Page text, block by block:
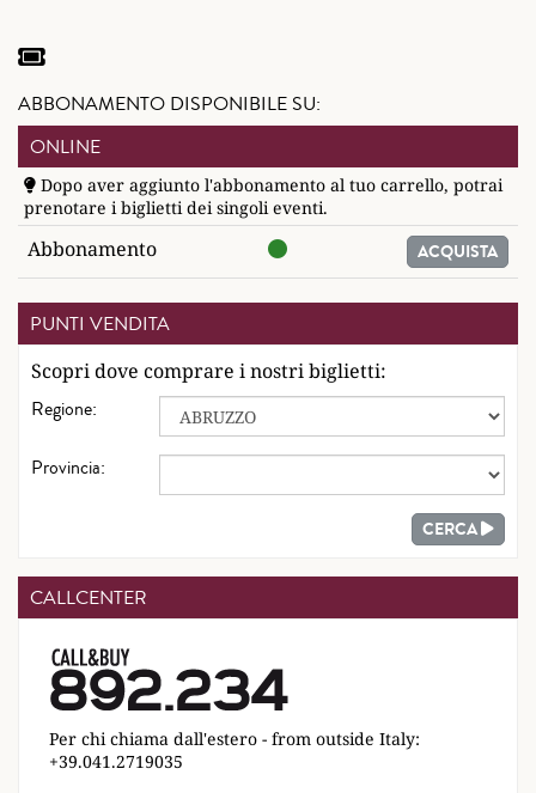
ABBONAMENTO DISPONIBILE SU:
ONLINE
Dopo aver aggiunto l'abbonamento al tuo carrello, potrai
prenotare i biglietti dei singoli eventi.
Abbonamento ACQUISTA
PUNTI VENDITA
Scopri dove comprare i nostri biglietti:
Regione:
Provincia:
CERCA
CALLCENTER
Per chi chiama dall'estero - from outside Italy:
+39.041.2719035